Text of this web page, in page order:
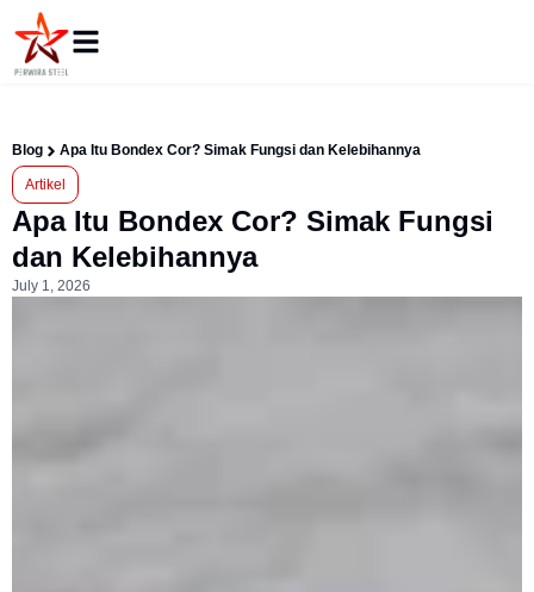
Blog Apa Itu Bondex Cor? Simak Fungsi dan Kelebihannya
Artikel
Apa Itu Bondex Cor? Simak Fungsi
dan Kelebihannya
July 1, 2026